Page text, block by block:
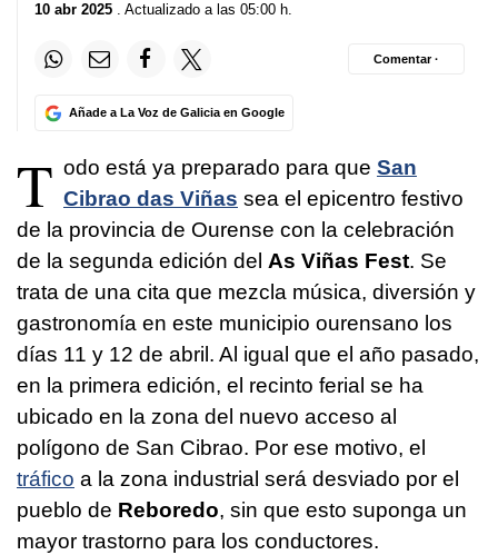
10 abr 2025 . Actualizado a las 05:00 h.
Añade a La Voz de Galicia en Google
Comentar ·
T odo está ya preparado para que San
Cibrao das Viñas sea el epicentro festivo
de la provincia de Ourense con la celebración
de la segunda edición del As Viñas Fest. Se
trata de una cita que mezcla música, diversión y
gastronomía en este municipio ourensano los
días 11 y 12 de abril. Al igual que el año pasado,
en la primera edición, el recinto ferial se ha
ubicado en la zona del nuevo acceso al
polígono de San Cibrao. Por ese motivo, el
tráfico a la zona industrial será desviado por el
pueblo de Reboredo, sin que esto suponga un
mayor trastorno para los conductores.